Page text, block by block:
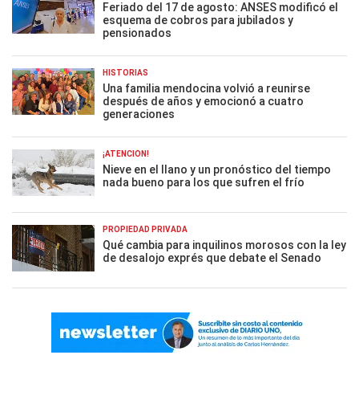
Feriado del 17 de agosto: ANSES modificó el
esquema de cobros para jubilados y
pensionados
HISTORIAS
Una familia mendocina volvió a reunirse
después de años y emocionó a cuatro
generaciones
¡ATENCIÓN!
Nieve en el llano y un pronóstico del tiempo
nada bueno para los que sufren el frío
PROPIEDAD PRIVADA
Qué cambia para inquilinos morosos con la ley
de desalojo exprés que debate el Senado